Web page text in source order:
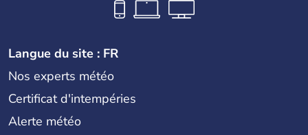
Langue du site : FR
Nos experts météo
Certificat d'intempéries
Alerte météo